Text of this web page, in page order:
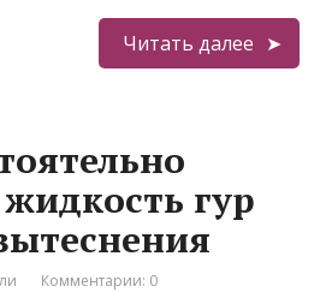
Читать далее
гур
Комментарии: 0